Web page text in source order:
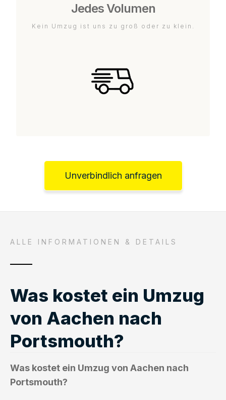
Jedes Volumen
Kein Umzug ist uns zu groß oder zu klein.
Unverbindlich anfragen
ALLE INFORMATIONEN & DETAILS
Was kostet ein Umzug
von Aachen nach
Portsmouth?
Was kostet ein Umzug von Aachen nach
Portsmouth?